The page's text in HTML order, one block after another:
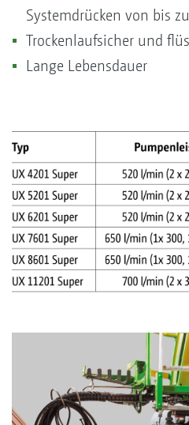
Systemdrücken von bis
Trockenlaufsicher und
Lange Lebensdauer